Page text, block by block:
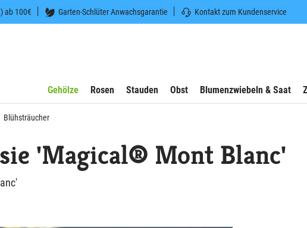
ab 100€ Garten-Schlüter Anwachsgarantie Kontakt zum Kundenservice
Gehölze Rosen Stauden Obst Blumenzwiebeln & Saat
Blühsträucher
'Magical® Mont Blanc'